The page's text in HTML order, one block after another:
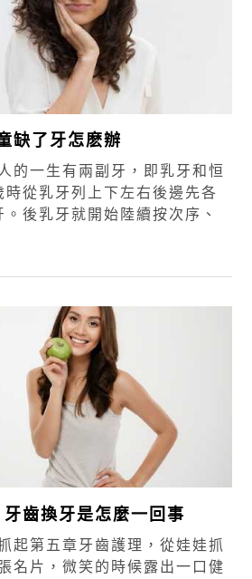
缺了牙怎麽辦
的一生有兩副牙，即乳牙和恒
時從乳牙列上下左右後邊先各
後乳牙就開始陸續按次序、
齒換牙是怎麼一回事
起第五章牙齒護理，從娃娃抓
名片，微笑的時候露出一口健